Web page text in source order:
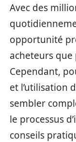
Avec des
opportunité
acheteurs
Cependant,
et l’utilisation
sembler
le processus
conseils